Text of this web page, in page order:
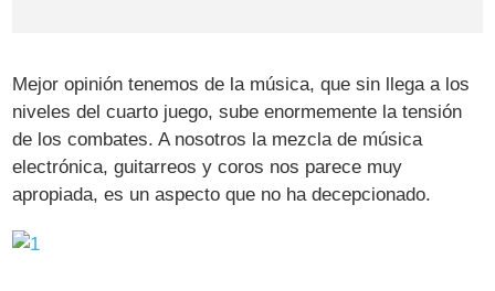
Mejor opinión tenemos de la música, que sin llega a los
niveles del cuarto juego, sube enormemente la tensión
de los combates. A nosotros la mezcla de música
electrónica, guitarreos y coros nos parece muy
apropiada, es un aspecto que no ha decepcionado.